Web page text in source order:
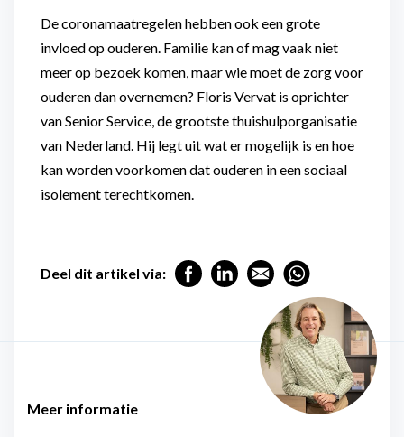
De coronamaatregelen hebben ook een grote
invloed op ouderen. Familie kan of mag vaak niet
meer op bezoek komen, maar wie moet de zorg voor
ouderen dan overnemen? Floris Vervat is oprichter
van Senior Service, de grootste thuishulporganisatie
van Nederland. Hij legt uit wat er mogelijk is en hoe
kan worden voorkomen dat ouderen in een sociaal
isolement terechtkomen.
Deel dit artikel via:
Meer informatie